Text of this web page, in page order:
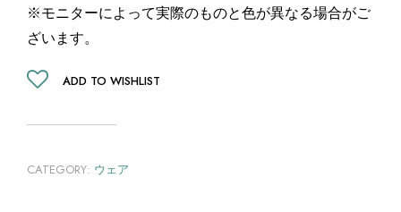
※モニターによって実際のものと色が異なる場合がご
ざいます。
ADD TO WISHLIST
CATEGORY: ウェア